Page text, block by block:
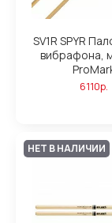
SV1R SPYR
вибрафона,
6110р.
НЕТ В НАЛИЧИИ